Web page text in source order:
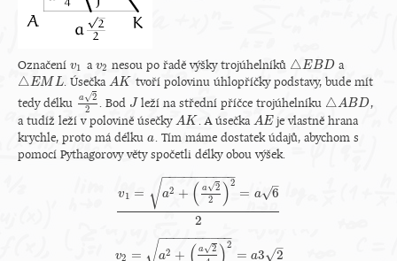
Označení v1
v1 a v2
v2 nesou po řadě výšky trojúhelníků △EBD
△EBD a
△ EM L
△EML . ÚsečkaA K
AK
tvoří polovinu úhlopříčky podstavy, bude mít
tedy délku
a 2
√
2
a22 . Bod J
J leží na střední příčce trojúhelníku △ABD
△ABD
,
a tudíž leží v polovině úsečky AK
AK . A úsečka AE
AE je vlastně hrana
krychle, proto má délku a
a. Tím máme dostatek údajů, abychom s
pomocí Pythagorovy věty spočetli délky obou výšek.
v1 = a2 + ( a 2
√
2
)2
− −
−−−−−−−−
√ = a 6
–
√
2
v1=a2+(a22)2=a62
v2 = a2 + a 2
√
2
− −
−−−−−−−−
√ = a3 2
–
√